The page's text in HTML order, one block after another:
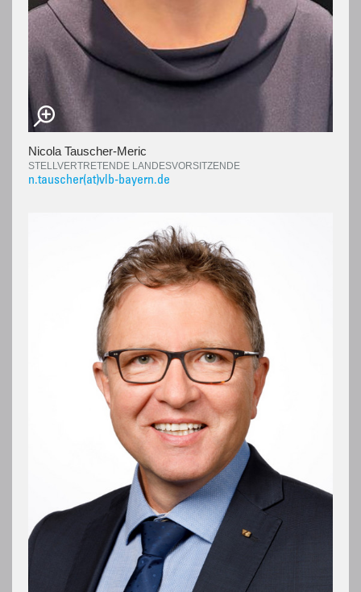
Nicola Tauscher-Meric
STELLVERTRETENDE LANDESVORSITZENDE
n.tauscher(at)vlb-bayern.de